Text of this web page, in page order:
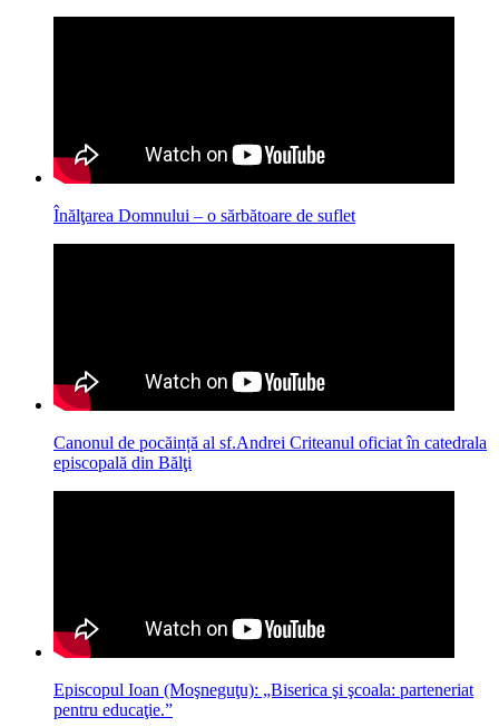
Înălţarea Domnului – o sărbătoare de suflet
Canonul de pocăință al sf.Andrei Criteanul oficiat în catedrala
episcopală din Bălţi
Episcopul Ioan (Moşneguţu): „Biserica şi şcoala: parteneriat
pentru educaţie.”